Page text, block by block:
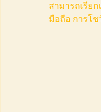
สามารถเรีย
มือถือ การโช